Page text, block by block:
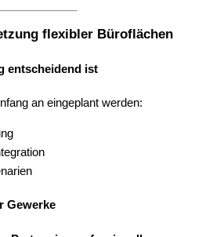
flexibler Büroflächen
entscheidend ist
an eingeplant werden:
Gewerke